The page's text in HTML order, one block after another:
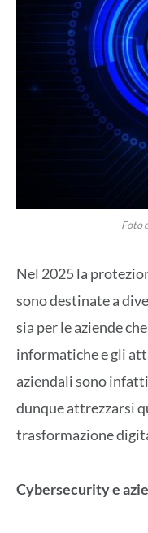
Foto
Nel 2025 la
sono destinate a
sia per le aziende
informatiche e gli
aziendali sono
dunque attrezzarsi
trasformazione
Cybersecurity e